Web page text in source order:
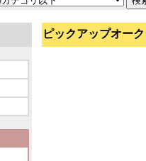
ピックアップオー